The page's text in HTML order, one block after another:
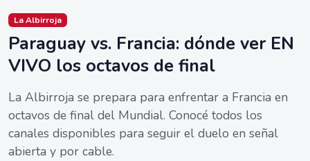
La Albirroja
Paraguay vs. Francia: dónde ver EN
VIVO los octavos de final
La Albirroja se prepara para enfrentar a Francia en
octavos de final del Mundial. Conocé todos los
canales disponibles para seguir el duelo en señal
abierta y por cable.